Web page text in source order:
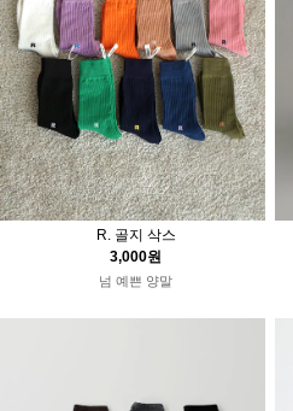
R. 골지 삭스
3,000원
넘 예쁜 양말